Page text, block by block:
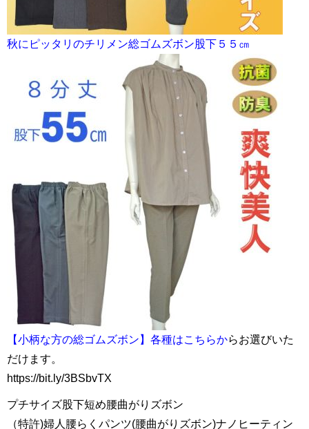
秋にピッタリのチリメン総ゴムズボン股下５５㎝
【小柄な方の総ゴムズボン】各種はこちらからお選びいた
だけます。
https://bit.ly/3BSbvTX
プチサイズ股下短め腰曲がりズボン
（特許)婦人腰らくパンツ(腰曲がりズボン)ナノヒーティン